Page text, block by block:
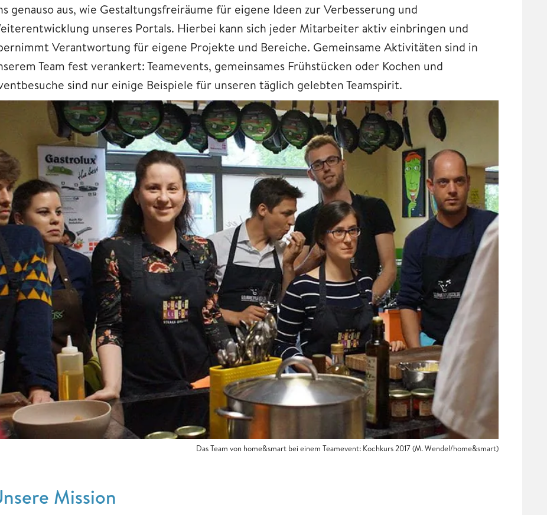
genauso aus, wie Gestaltungsfreiräume für eigene Ideen zur Verbesserung und
unseres Portals. Hierbei kann sich jeder Mitarbeiter aktiv einbringen und
Verantwortung für eigene Projekte und Bereiche. Gemeinsame Aktivitäten sind in
Team fest verankert: Teamevents, gemeinsames Frühstücken oder Kochen und
sind nur einige Beispiele für unseren täglich gelebten Teamspirit.
Das Team von home&smart bei einem Teamevent: Kochkurs 2017(M. Wendel/home&smart)
Mission